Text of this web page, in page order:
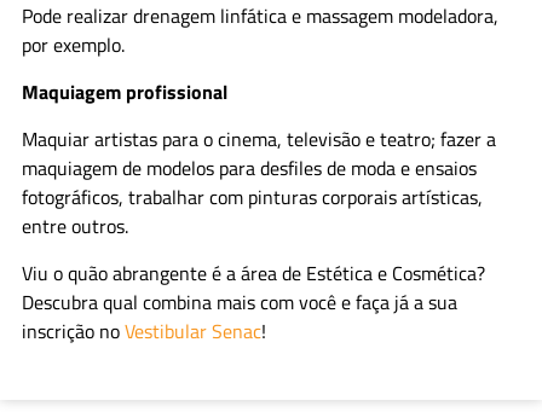
Pode realizar drenagem linfática e massagem modeladora,
por exemplo.
Maquiagem profissional
Maquiar artistas para o cinema, televisão e teatro; fazer a
maquiagem de modelos para desfiles de moda e ensaios
fotográficos, trabalhar com pinturas corporais artísticas,
entre outros.
Viu o quão abrangente é a área de Estética e Cosmética?
Descubra qual combina mais com você e faça já a sua
inscrição noVestibular Senac!